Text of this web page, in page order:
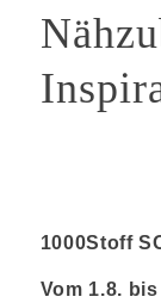
1000Stoff
Vom 1.8.